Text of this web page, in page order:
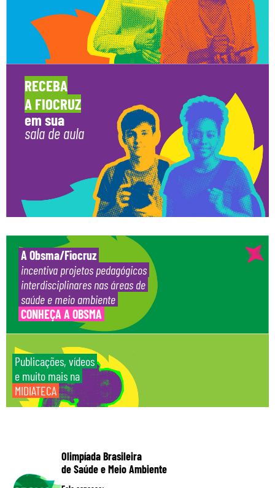
RECEBA
A FIOCRUZ
em sua
sala de aula
A Obsma/Fiocruz
incentiva projetos pedagógicos
interdisciplinares nas áreas de
saúde e meio ambiente
CONHEÇA A OBSMA
Publicações, vídeos
e muito mais na
MIDIATECA
Olimpíada Brasileira
de Saúde e Meio Ambiente